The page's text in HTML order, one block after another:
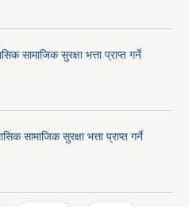
सामाजिक सुरक्षा भत्ता प्राप्त गर्ने
सामाजिक सुरक्षा भत्ता प्राप्त गर्ने